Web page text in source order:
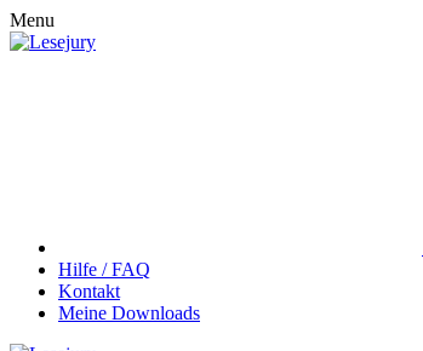
Menu
Hilfe / FAQ
Kontakt
Meine Downloads